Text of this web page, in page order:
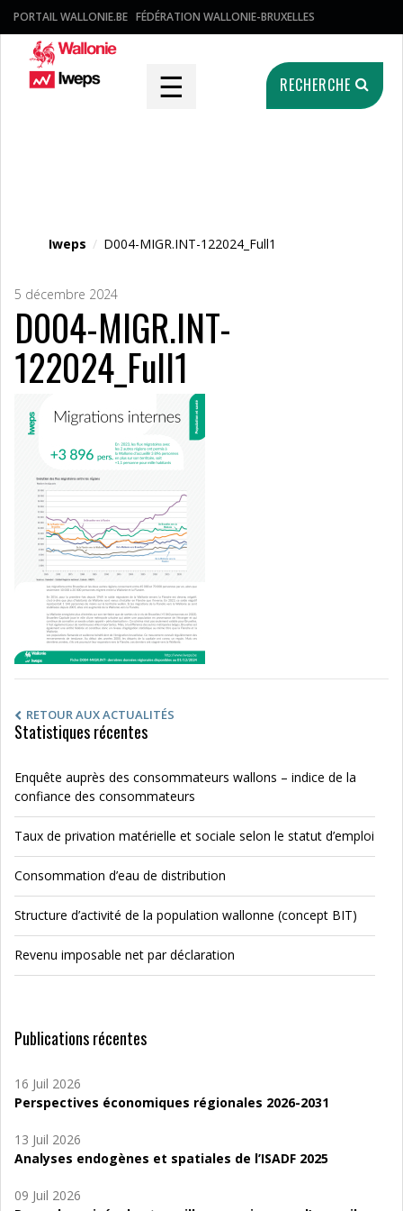
PORTAIL WALLONIE.BE FÉDÉRATION WALLONIE-BRUXELLES
☰ RECHERCHE
Iweps / D004-MIGR.INT-122024_Full1
5 décembre 2024
D004-MIGR.INT-
122024_Full1
RETOUR AUX ACTUALITÉS
Statistiques récentes
Enquête auprès des consommateurs wallons – indice de la
confiance des consommateurs
Taux de privation matérielle et sociale selon le statut d’emploi
Consommation d’eau de distribution
Structure d’activité de la population wallonne (concept BIT)
Revenu imposable net par déclaration
Publications récentes
16 Juil 2026
Perspectives économiques régionales 2026-2031
13 Juil 2026
Analyses endogènes et spatiales de l’ISADF 2025
09 Juil 2026